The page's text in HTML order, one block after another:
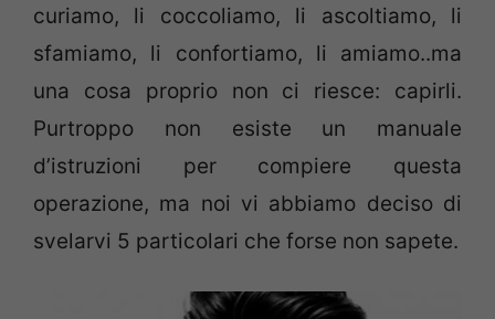
curiamo, li coccoliamo, li ascoltiamo, li
sfamiamo, li confortiamo, li amiamo..ma
una cosa proprio non ci riesce: capirli.
Purtroppo non esiste un manuale
d’istruzioni per compiere questa
operazione, ma noi vi abbiamo deciso di
svelarvi 5 particolari che forse non sapete.